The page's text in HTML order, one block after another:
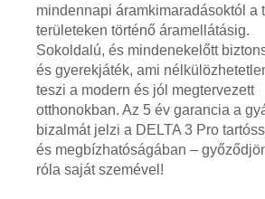
mindennapi áramkimaradásoktól a
területeken történő áramellátásig.
Sokoldalú, és mindenekelőtt
és gyerekjáték, ami
teszi a modern és jól megtervezett
otthonokban. Az 5 év garancia a
bizalmát jelzi a DELTA 3 Pro
és megbízhatóságában –
róla saját szemével!